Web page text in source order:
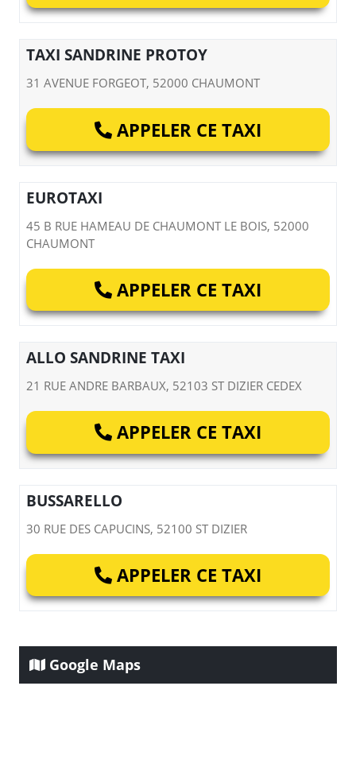
TAXI SANDRINE PROTOY
31 AVENUE FORGEOT, 52000 CHAUMONT
APPELER CE TAXI
EUROTAXI
45 B RUE HAMEAU DE CHAUMONT LE BOIS, 52000
CHAUMONT
APPELER CE TAXI
ALLO SANDRINE TAXI
21 RUE ANDRE BARBAUX, 52103 ST DIZIER CEDEX
APPELER CE TAXI
BUSSARELLO
30 RUE DES CAPUCINS, 52100 ST DIZIER
APPELER CE TAXI
Google Maps